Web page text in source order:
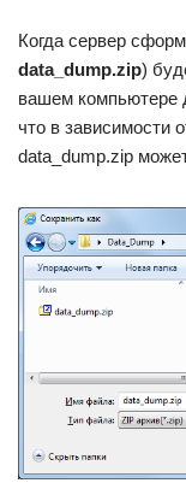
Когда сервер
data_dump.zip)
вашем компьютере
что в зависимости
data_dump.zip